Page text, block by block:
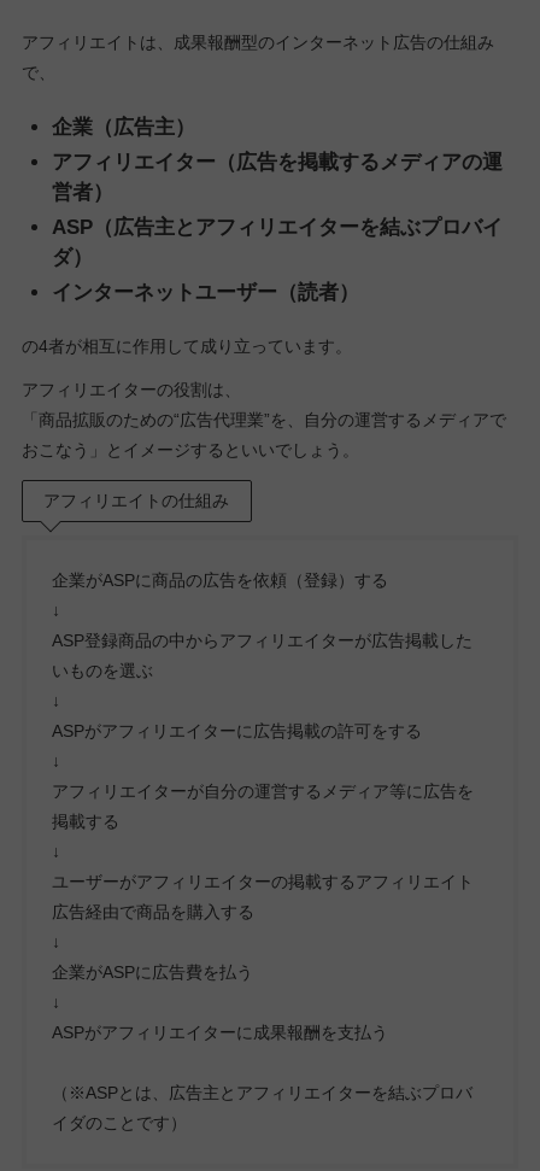
アフィリエイトは、成果報酬型のインターネット広告の仕組み
で、
企業（広告主）
アフィリエイター（広告を掲載するメディアの運
営者）
ASP（広告主とアフィリエイターを結ぶプロバイ
ダ）
インターネットユーザー（読者）
の4者が相互に作用して成り立っています。
アフィリエイターの役割は、
「商品拡販のための“広告代理業”を、自分の運営するメディアで
おこなう」とイメージするといいでしょう。
アフィリエイトの仕組み
企業がASPに商品の広告を依頼（登録）する
↓
ASP登録商品の中からアフィリエイターが広告掲載した
いものを選ぶ
↓
ASPがアフィリエイターに広告掲載の許可をする
↓
アフィリエイターが自分の運営するメディア等に広告を
掲載する
↓
ユーザーがアフィリエイターの掲載するアフィリエイト
広告経由で商品を購入する
↓
企業がASPに広告費を払う
↓
ASPがアフィリエイターに成果報酬を支払う
（※ASPとは、広告主とアフィリエイターを結ぶプロバ
イダのことです）